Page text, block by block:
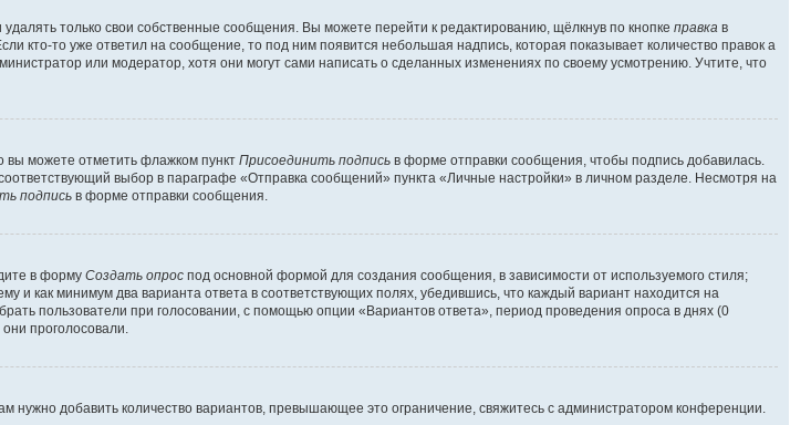
только свои собственные сообщения. Вы можете перейти к редактированию, щёлкнув по кнопке правка в
кто-то уже ответил на сообщение, то под ним появится небольшая надпись, которая показывает количество правок а
или модератор, хотя они могут сами написать о сделанных изменениях по своему усмотрению. Учтите, что
вы можете отметить флажком пункт Присоединить подпись в форме отправки сообщения, чтобы подпись добавилась.
выбор в параграфе «Отправка сообщений» пункта «Личные настройки» в личном разделе. Несмотря на
подпись в форме отправки сообщения.
в форму Создать опрос под основной формой для создания сообщения, в зависимости от используемого стиля;
и как минимум два варианта ответа в соответствующих полях, убедившись, что каждый вариант находится на
пользователи при голосовании, с помощью опции «Вариантов ответа», период проведения опроса в днях (0
проголосовали.
нужно добавить количество вариантов, превышающее это ограничение, свяжитесь с администратором конференции.